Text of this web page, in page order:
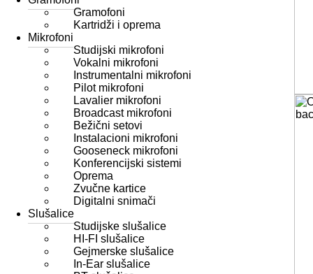
Gramofoni
Kartridži i oprema
Mikrofoni
Studijski mikrofoni
Vokalni mikrofoni
Instrumentalni mikrofoni
Pilot mikrofoni
Lavalier mikrofoni
Broadcast mikrofoni
Bežični setovi
Instalacioni mikrofoni
Gooseneck mikrofoni
Konferencijski sistemi
Oprema
Zvučne kartice
Digitalni snimači
Slušalice
Studijske slušalice
HI-FI slušalice
Gejmerske slušalice
In-Ear slušalice